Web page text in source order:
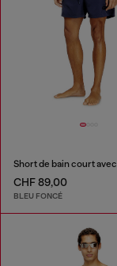
CHF 89,00
BLEU FONCÉ